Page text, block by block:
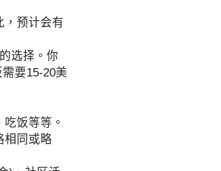
预计会有
选择。你
要15-20美
饭等等。
相同或略